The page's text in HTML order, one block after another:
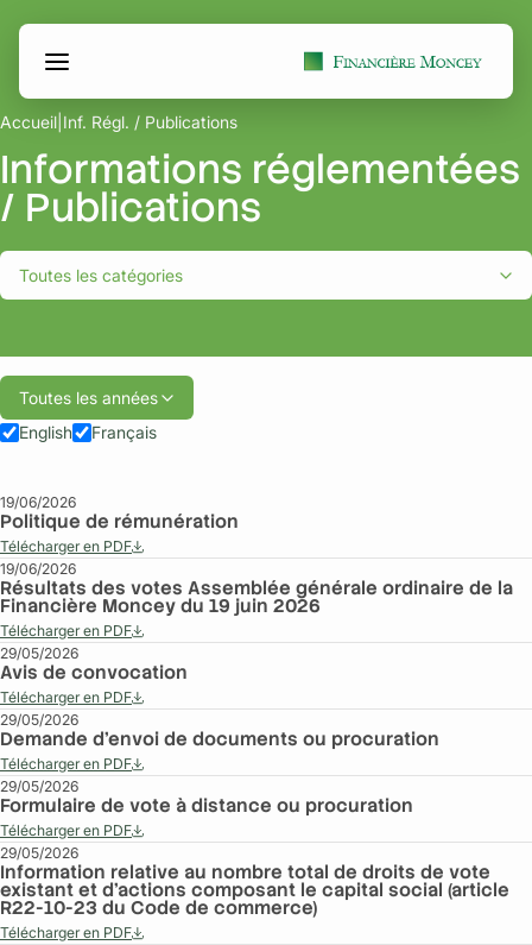
contenu
Accueil Inf. Régl. / Publications
Informations réglementées
/ Publications
Toutes les catégories
Toutes les années
English
Français
19/06/2026
Politique de rémunération
Télécharger en PDF
19/06/2026
Résultats des votes Assemblée générale ordinaire de la
Financière Moncey du 19 juin 2026
Télécharger en PDF
29/05/2026
Avis de convocation
Télécharger en PDF
29/05/2026
Demande d’envoi de documents ou procuration
Télécharger en PDF
29/05/2026
Formulaire de vote à distance ou procuration
Télécharger en PDF
29/05/2026
Information relative au nombre total de droits de vote
existant et d’actions composant le capital social (article
R22-10-23 du Code de commerce)
Télécharger en PDF